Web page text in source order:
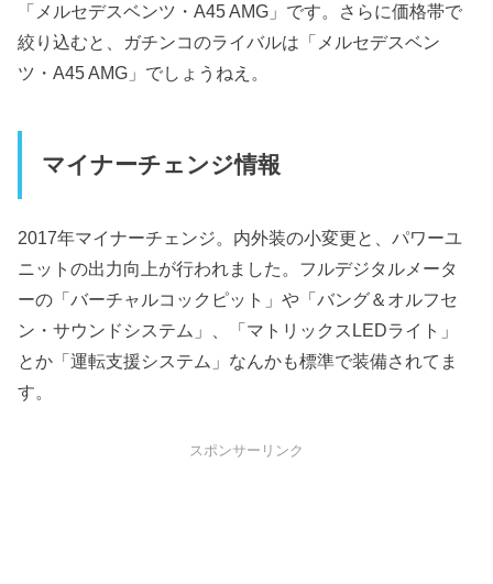
「メルセデスベンツ・A45 AMG」です。さらに価格帯で
絞り込むと、ガチンコのライバルは「メルセデスベン
ツ・A45 AMG」でしょうねえ。
マイナーチェンジ情報
2017年マイナーチェンジ。内外装の小変更と、パワーユ
ニットの出力向上が行われました。フルデジタルメータ
ーの「バーチャルコックピット」や「バング＆オルフセ
ン・サウンドシステム」、「マトリックスLEDライト」
とか「運転支援システム」なんかも標準で装備されてま
す。
スポンサーリンク